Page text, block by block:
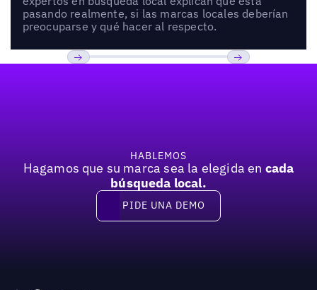
pasando realmente, si las marcas locales deberían
preocuparse y qué hacer al respecto.
HABLEMOS
Hagamos que su marca sea la elegida en cada
búsqueda local.
Pide una demo
PIDE UNA DEMO